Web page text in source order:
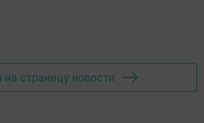
на страницу новости